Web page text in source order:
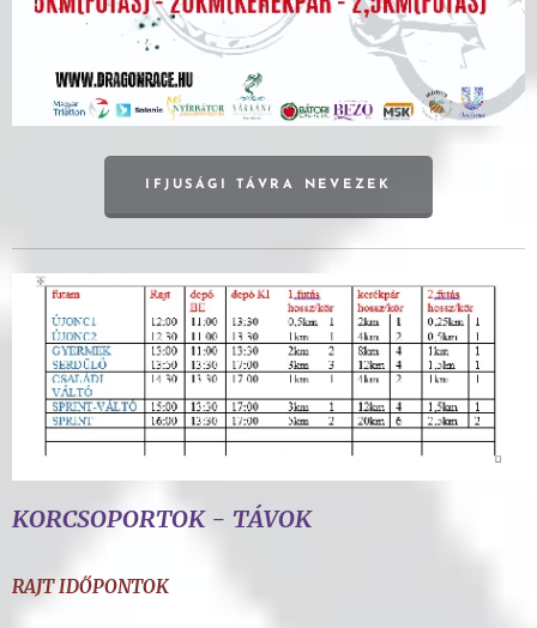
IFJUSÁGI TÁVRA NEVEZEK
KORCSOPORTOK - TÁVOK
RAJT IDŐPONTOK